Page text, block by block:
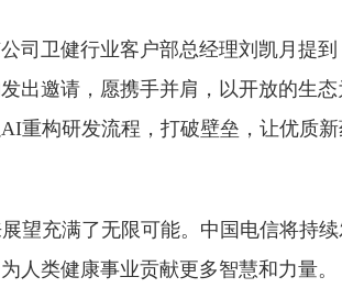
司卫健行业客户部总经理刘凯月提
出邀请，愿携手并肩，以开放的生
重构研发流程，打破壁垒，让优质
望充满了无限可能。中国电信将持
人类健康事业贡献更多智慧和力量。